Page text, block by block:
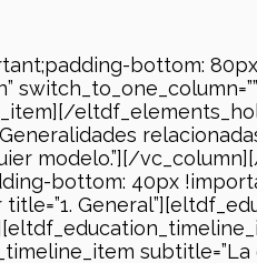
bottom:
modelo.”][/
bottom: 40px